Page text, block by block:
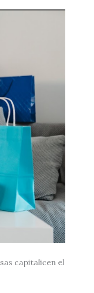
capitalicen el